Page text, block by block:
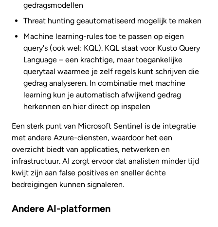
gedragsmodellen
Threat hunting geautomatiseerd mogelijk te maken
Machine learning-rules toe te passen op eigen
query's (ook wel: KQL). KQL staat voor Kusto Query
Language – een krachtige, maar toegankelijke
querytaal waarmee je zelf regels kunt schrijven die
gedrag analyseren. In combinatie met machine
learning kun je automatisch afwijkend gedrag
herkennen en hier direct op inspelen
Een sterk punt van Microsoft Sentinel is de integratie
met andere Azure-diensten, waardoor het een
overzicht biedt van applicaties, netwerken en
infrastructuur. AI zorgt ervoor dat analisten minder tijd
kwijt zijn aan false positives en sneller échte
bedreigingen kunnen signaleren.
Andere AI-platformen